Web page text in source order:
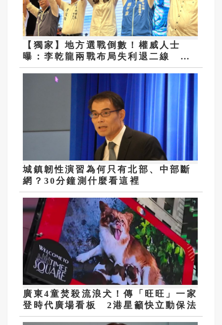
【獨家】地方選戰倒數！權威人士
曝：李乾龍兩戰布局失利退二線 鄭
麗文扛責整合艱困選區
城鎮韌性演習為何只有北部、中部斷
網？30分鐘測什麼看這裡
廣東4童焚殺流浪犬！傳「旺旺」一家
登時代廣場看板 2港星籲快立動保法